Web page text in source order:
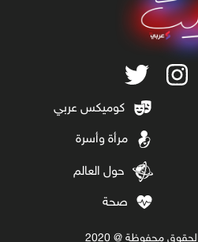
كوميكس عربي
مرأة وأسرة
حول العالم
صحة